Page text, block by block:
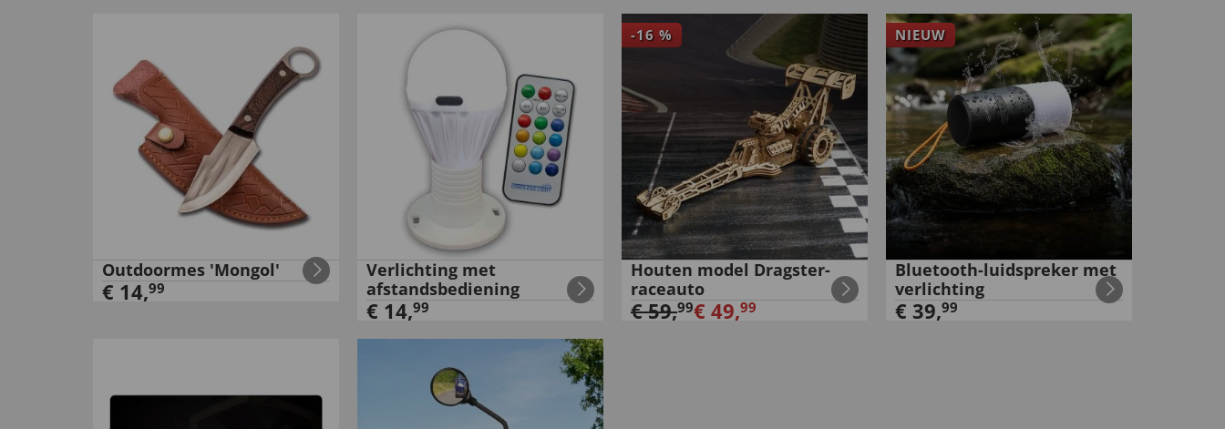
Outdoormes 'Mongol'
€ 14,99
Verlichting met
afstandsbediening
€ 14,99
-16 %
Houten model Dragster-
raceauto
€59,99€ 49,99
NIEUW
Bluetooth-luidspreker met
verlichting
€ 39,99